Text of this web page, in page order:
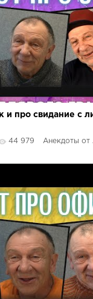
и про свидание с
44 979 Анекдоты от